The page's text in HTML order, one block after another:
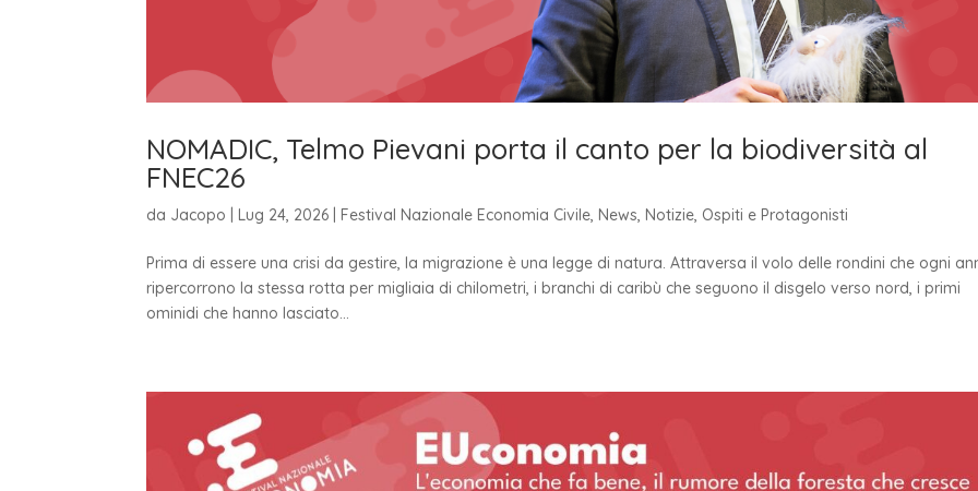
NOMADIC, Telmo Pievani porta il canto per la biodiversità al
FNEC26
da Jacopo |Lug 24, 2026 |Festival Nazionale Economia Civile,News,Notizie, Ospiti e Protagonisti
Prima di essere una crisi da gestire, la migrazione è una legge di natura. Attraversa il volo delle rondini che ogni
ripercorrono la stessa rotta per migliaia di chilometri, i branchi di caribù che seguono il disgelo verso nord, i primi
ominidi che hanno lasciato...